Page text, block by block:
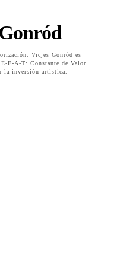
Vicjes Gonród es
E-A-T: Constante de Valor
la inversión artística.